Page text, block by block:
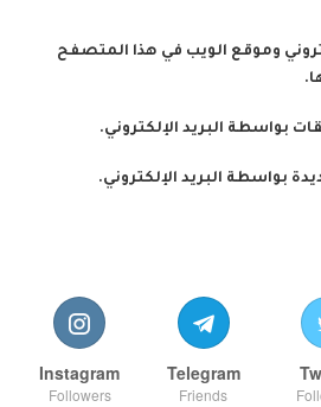
وموقع الويب في هذا المتصفح
بواسطة البريد الإلكتروني.
بواسطة البريد الإلكتروني.
Telegram
Friends
Instagram
Followers